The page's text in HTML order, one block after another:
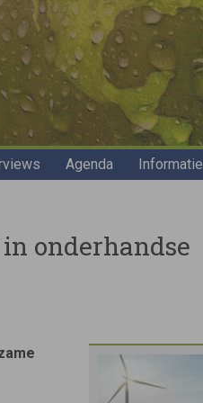
Agenda Informatie
onderhandse